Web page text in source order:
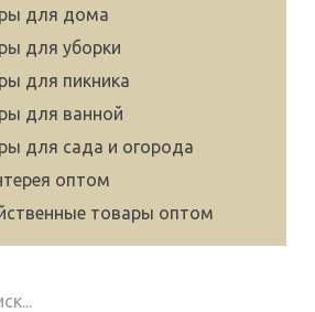
для дома
для уборки
для пикника
для ванной
для сада и огорода
оптом
товары оптом